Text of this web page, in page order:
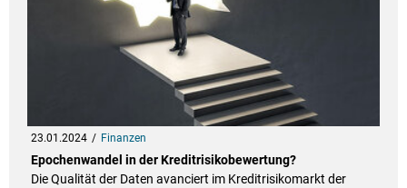
23.01.2024 Finanzen
Epochenwandel in der Kreditrisikobewertung?
Die Qualität der Daten avanciert im Kreditrisikomarkt der